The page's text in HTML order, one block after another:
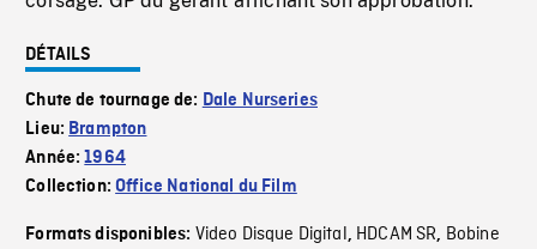
DÉTAILS
Chute de tournage de: Dale Nurseries
Lieu: Brampton
Année:1964
Collection:Office National du Film
Formats disponibles: Video Disque Digital, HDCAM SR, Bobine